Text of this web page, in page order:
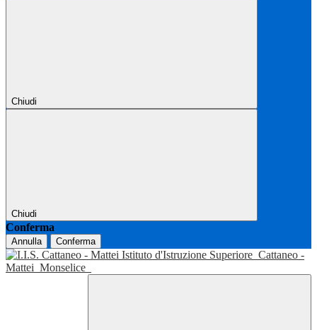
Chiudi
Chiudi
Conferma
Annulla Conferma
Istituto d'Istruzione Superiore Cattaneo -
Mattei Monselice